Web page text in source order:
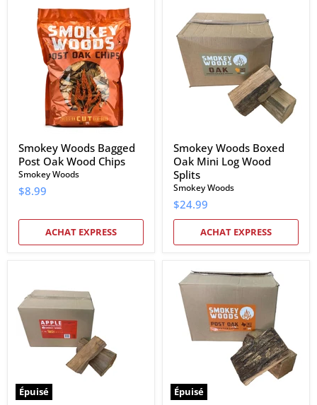
Smokey
Woods
Bagged
Smokey Woods Bagged
Post Oak Wood Chips
Smokey Woods
$8.99
ACHAT EXPRESS
Woods
Boxed
Oak
Mini
Log
Wood
Splits
Smokey Woods Boxed
Oak Mini Log Wood
Splits
Smokey Woods
$24.99
ACHAT EXPRESS
Épuisé
Boxed
Apple
Mini
Log
Wood
Épuisé
Smokey
Woods
Boxed
Post
Oak
Mini